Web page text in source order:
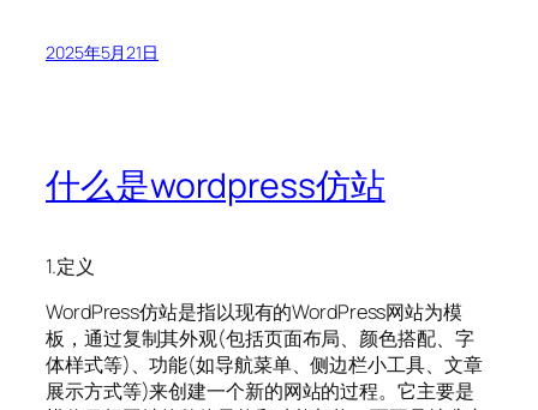
2025年5月21日
什么是wordpress仿站
1.定义
WordPress仿站是指以现有的WordPress网站为模
板，通过复制其外观(包括页面布局、颜色搭配、字
体样式等)、功能(如导航菜单、侧边栏小工具、文章
展示方式等)来创建一个新的网站的过程。它主要是